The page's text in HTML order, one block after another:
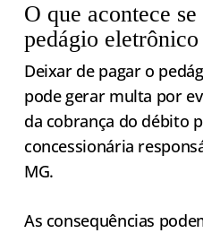
O que acontece
pedágio
Deixar de pagar o
pode gerar multa por
da cobrança do débito
concessionária
MG.
As consequências